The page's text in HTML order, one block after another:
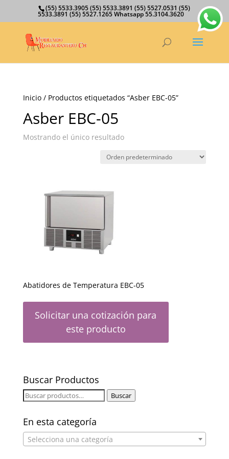
(55) 5533.3905 (55) 5533.3891 (55) 5527.0531 (55)
5533.3891 (55) 5527.1265 Whatsapp 55.3104.3620
Inicio/ Productos etiquetados “Asber EBC-05”
Asber EBC-05
Mostrando el único resultado
Abatidores de Temperatura EBC-05
Solicitar una cotización para
este producto
Buscar Productos
Buscar
Buscar
En esta categoría
Selecciona una categoría